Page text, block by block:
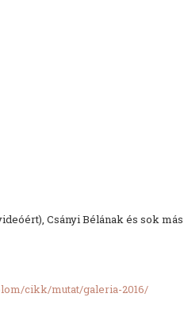
Csányi Bélának és sok más
cikk/mutat/galeria-2016/